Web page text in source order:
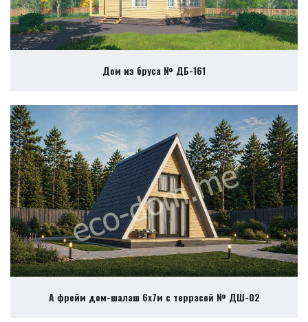
Дом из бруса № ДБ-161
А фрейм дом-шалаш 6х7м с террасой № ДШ-02